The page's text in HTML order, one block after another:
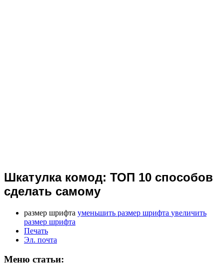
Шкатулка комод: ТОП 10 способов
сделать самому
размер шрифта уменьшить размер шрифта увеличить
размер шрифта
Печать
Эл. почта
Меню статьи: